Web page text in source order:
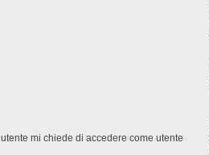
mi chiede di accedere come utente